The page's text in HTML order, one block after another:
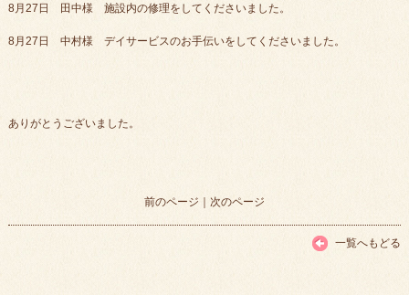
8月27日 田中様 施設内の修理をしてくださいました。
8月27日 中村様 デイサービスのお手伝いをしてくださいました。
ありがとうございました。
前のページ ｜ 次のページ
一覧へもどる